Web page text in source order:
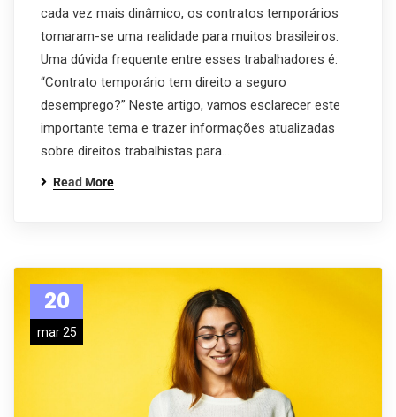
cada vez mais dinâmico, os contratos temporários
tornaram-se uma realidade para muitos brasileiros.
Uma dúvida frequente entre esses trabalhadores é:
“Contrato temporário tem direito a seguro
desemprego?” Neste artigo, vamos esclarecer este
importante tema e trazer informações atualizadas
sobre direitos trabalhistas para…
Read More
20
mar 25